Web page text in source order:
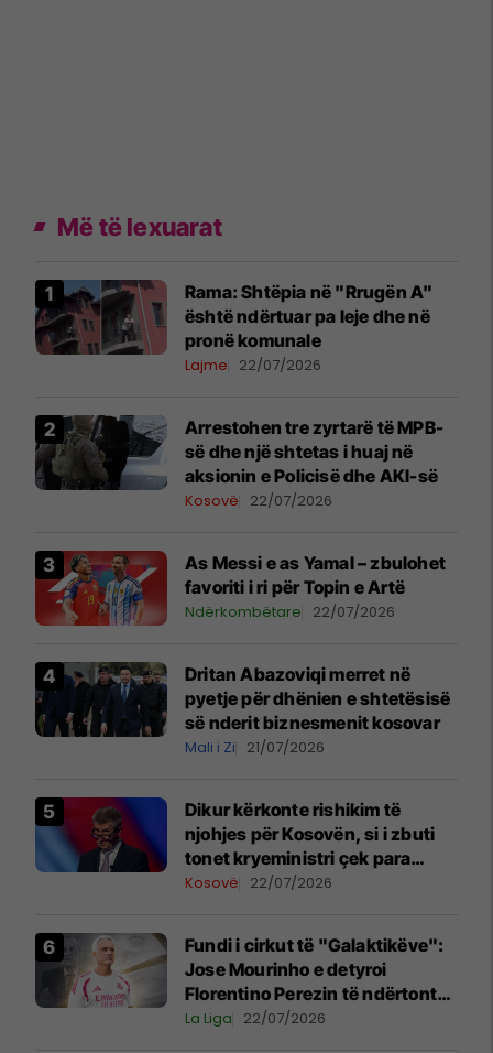
Më të lexuarat
Rama: Shtëpia në "Rrugën A"
është ndërtuar pa leje dhe në
pronë komunale
Lajme 22/07/2026
Arrestohen tre zyrtarë të MPB-
së dhe një shtetas i huaj në
aksionin e Policisë dhe AKI-së
Kosovë 22/07/2026
As Messi e as Yamal – zbulohet
favoriti i ri për Topin e Artë
Ndërkombëtare 22/07/2026
Dritan Abazoviqi merret në
pyetje për dhënien e shtetësisë
së nderit biznesmenit kosovar
Mali i Zi 21/07/2026
Dikur kërkonte rishikim të
njohjes për Kosovën, si i zbuti
tonet kryeministri çek para
vizitës në Beograd
Kosovë 22/07/2026
Fundi i cirkut të "Galaktikëve":
Jose Mourinho e detyroi
Florentino Perezin të ndërtonte
një ekip, jo të blinte vetëm yje
La Liga 22/07/2026